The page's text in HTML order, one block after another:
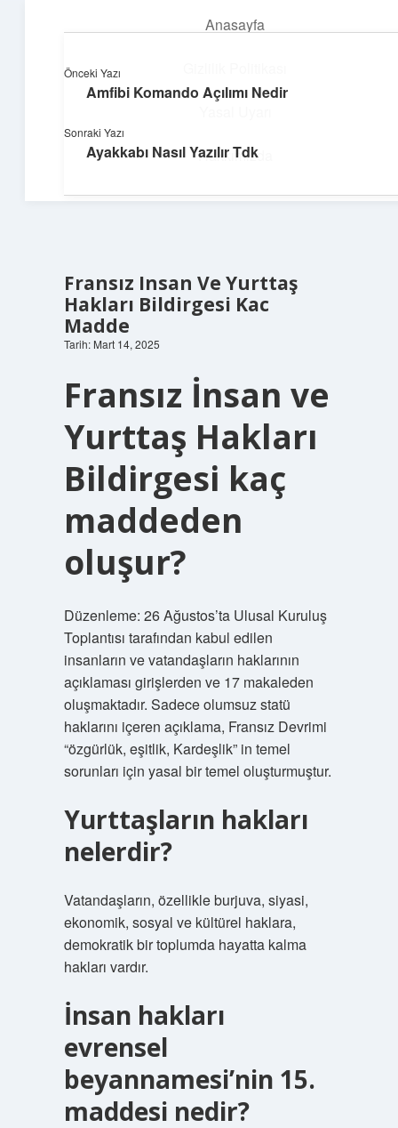
Anasayfa
Hakkımızda
Süper Bilgi Durağı
Fransız Insan Ve Yurttaş
Hakları Bildirgesi Kac
Madde
Tarih: Mart 14, 2025
Fransız İnsan ve
Yurttaş Hakları
Bildirgesi kaç
maddeden
oluşur?
Düzenleme: 26 Ağustos’ta Ulusal Kuruluş
Toplantısı tarafından kabul edilen
insanların ve vatandaşların haklarının
açıklaması girişlerden ve 17 makaleden
oluşmaktadır. Sadece olumsuz statü
haklarını içeren açıklama, Fransız Devrimi
“özgürlük, eşitlik, Kardeşlik” in temel
sorunları için yasal bir temel oluşturmuştur.
Yurttaşların hakları
nelerdir?
Vatandaşların, özellikle burjuva, siyasi,
ekonomik, sosyal ve kültürel haklara,
demokratik bir toplumda hayatta kalma
hakları vardır.
İnsan hakları
evrensel
beyannamesi’nin 15.
maddesi nedir?
Önceki Yazı
Amfibi Komando Açılımı Nedir
Sonraki Yazı
Ayakkabı Nasıl Yazılır Tdk